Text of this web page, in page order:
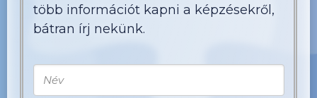
több információt kapni a képzésekről,
bátran írj nekünk.